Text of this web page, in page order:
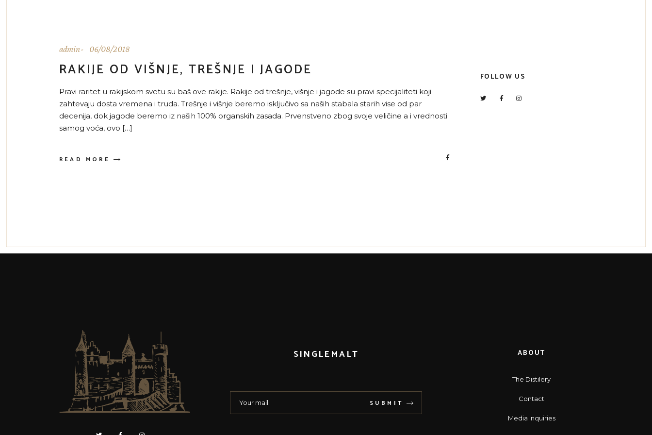
admin 06/08/2018
RAKIJE OD VIŠNJE, TREŠNJE I JAGODE
Pravi raritet u rakijskom svetu su baš ove rakije. Rakije od trešnje, višnje i jagode su pravi specijaliteti koji
zahtevaju dosta vremena i truda. Trešnje i višnje beremo isključivo sa naših stabala starih vise od par
decenija, dok jagode beremo iz naših 100% organskih zasada. Prvenstveno zbog svoje veličine a i vrednosti
samog voća, ovo […]
READ MORE
FOLLOW US
SINGLEMALT
SUBMIT
ABOUT
The Distilery
Contact
Media Inquiries